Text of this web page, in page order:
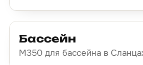
Бассейн
М350 для бассейна в